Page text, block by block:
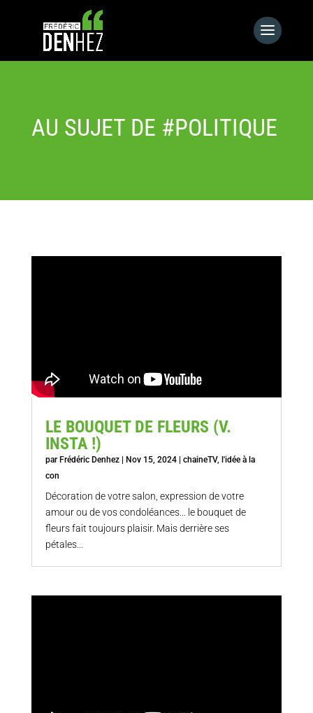
AU SUJET DE #POLITIQUE
LE BOUQUET DE FLEURS (V.
INSTA !)
par Frédéric Denhez| Nov 15, 2024| chaineTV, l'idée à la
con
Décoration de votre salon, expression de votre
amour ou de vos condoléances... le bouquet de
fleurs fait toujours plaisir. Mais derrière ses
pétales...